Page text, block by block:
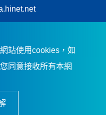
．卓越品質．及
站使用cookies，如
同意接收所有本網